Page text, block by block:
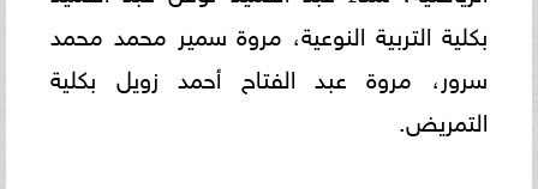
بكلية التربية النوعية، مروة سمير محمد محمد
سرور، مروة عبد الفتاح أحمد زويل بكلية
التمريض.